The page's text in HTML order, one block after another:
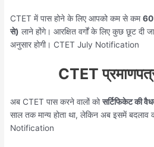
CTET में पास होने के लिए आपको कम से कम
से) लाने होंगे। आरक्षित वर्गों के लिए कुछ छूट दी
अनुसार होगी। CTET July Notification
CTET
अब CTET पास करने वालों कोसर्टिफिकेट की
साल तक मान्य होता था, लेकिन अब इसमें बदलाव
Notification